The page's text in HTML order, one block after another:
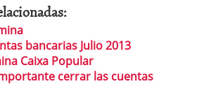
bancarias Julio 2013
Caixa Popular
cerrar las cuentas